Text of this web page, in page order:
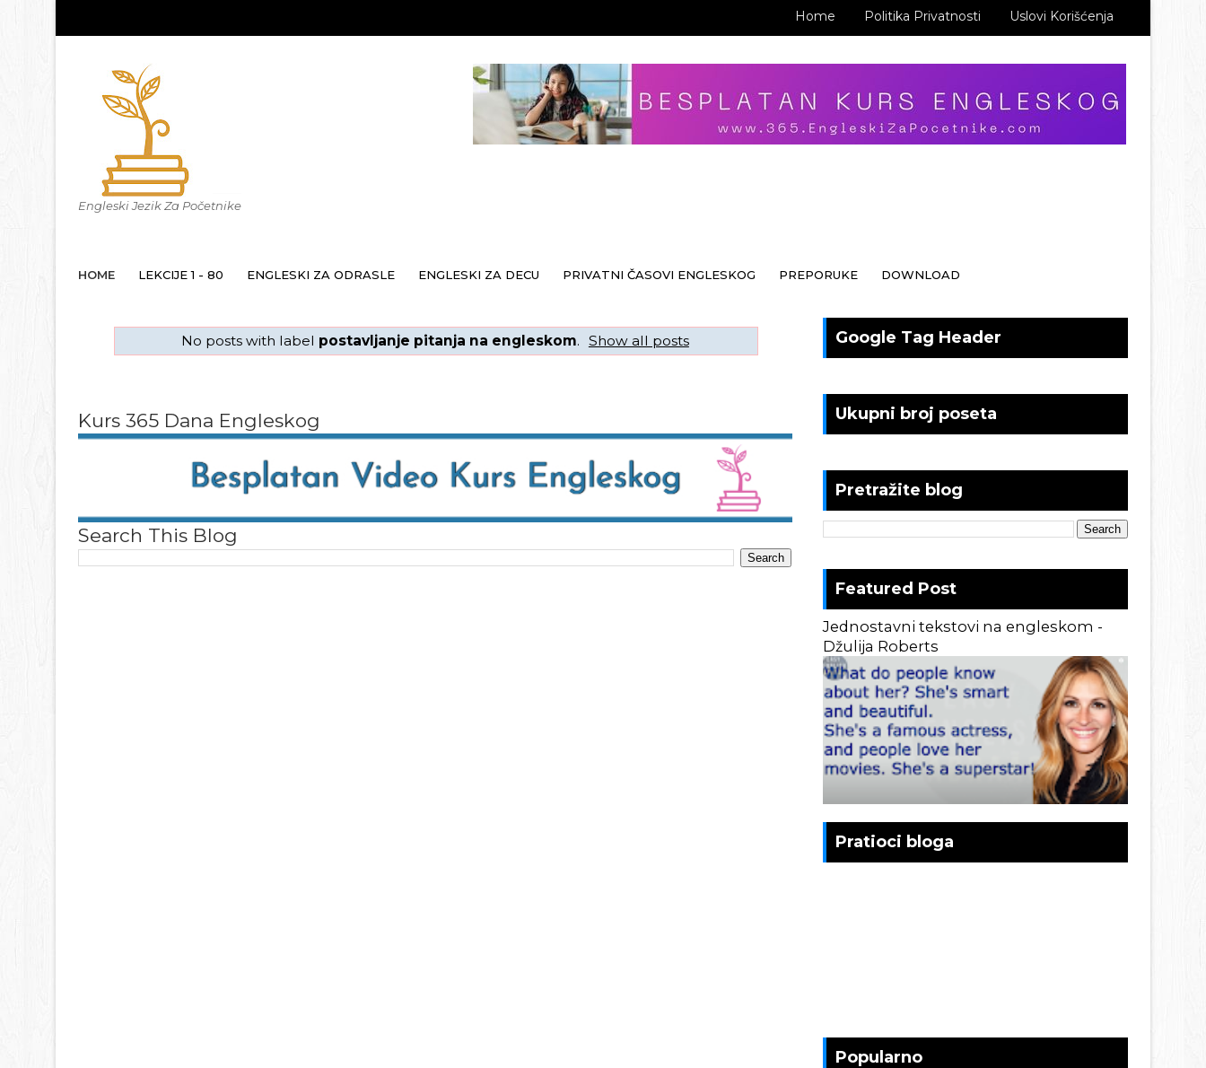
Home Politika Privatnosti Uslovi Korišćenja
Engleski Jezik Za Početnike
HOME LEKCIJE 1 - 80 ENGLESKI ZA ODRASLE ENGLESKI ZA DECU PRIVATNI ČASOVI ENGLESKOG PREPORUKE DOWNLOAD
No posts with label postavljanje pitanja na engleskom. Show all posts
Kurs 365 Dana Engleskog
Search This Blog
Google Tag Header
Ukupni broj poseta
Pretražite blog
Featured Post
Jednostavni tekstovi na engleskom -
Džulija Roberts
Pratioci bloga
Popularno